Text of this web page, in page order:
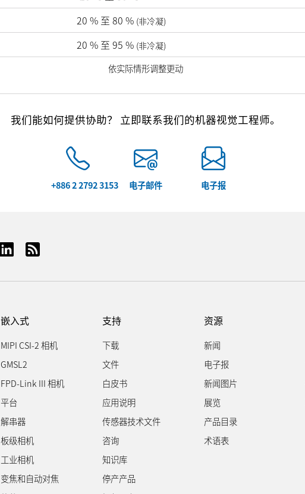
20 %至 80 % (非冷凝)
20 %至 95 % (非冷凝)
依实际情形调整更动
我们能如何提供协助？ 立即联系我们的机器视觉工程师。
+886 2 2792 3153 电子邮件 电子报
嵌入式
MIPI CSI-2 相机
GMSL2
FPD-Link III 相机
平台
解串器
板级相机
工业相机
变焦和自动对焦
支持
下载
文件
白皮书
应用说明
传感器技术文件
咨询
知识库
停产产品
资源
新闻
电子报
新闻图片
展览
产品目录
术语表